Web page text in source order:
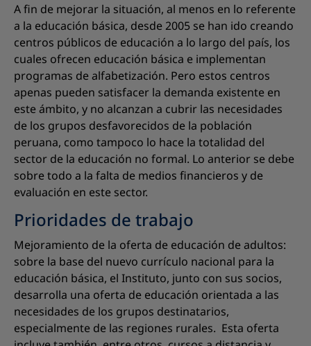
A fin de mejorar la situación, al menos en lo referente
a la educación básica, desde 2005 se han ido creando
centros públicos de educación a lo largo del país, los
cuales ofrecen educación básica e implementan
programas de alfabetización. Pero estos centros
apenas pueden satisfacer la demanda existente en
este ámbito, y no alcanzan a cubrir las necesidades
de los grupos desfavorecidos de la población
peruana, como tampoco lo hace la totalidad del
sector de la educación no formal. Lo anterior se debe
sobre todo a la falta de medios financieros y de
evaluación en este sector.
Prioridades de trabajo
Mejoramiento de la oferta de educación de adultos:
sobre la base del nuevo currículo nacional para la
educación básica, el Instituto, junto con sus socios,
desarrolla una oferta de educación orientada a las
necesidades de los grupos destinatarios,
especialmente de las regiones rurales. Esta oferta